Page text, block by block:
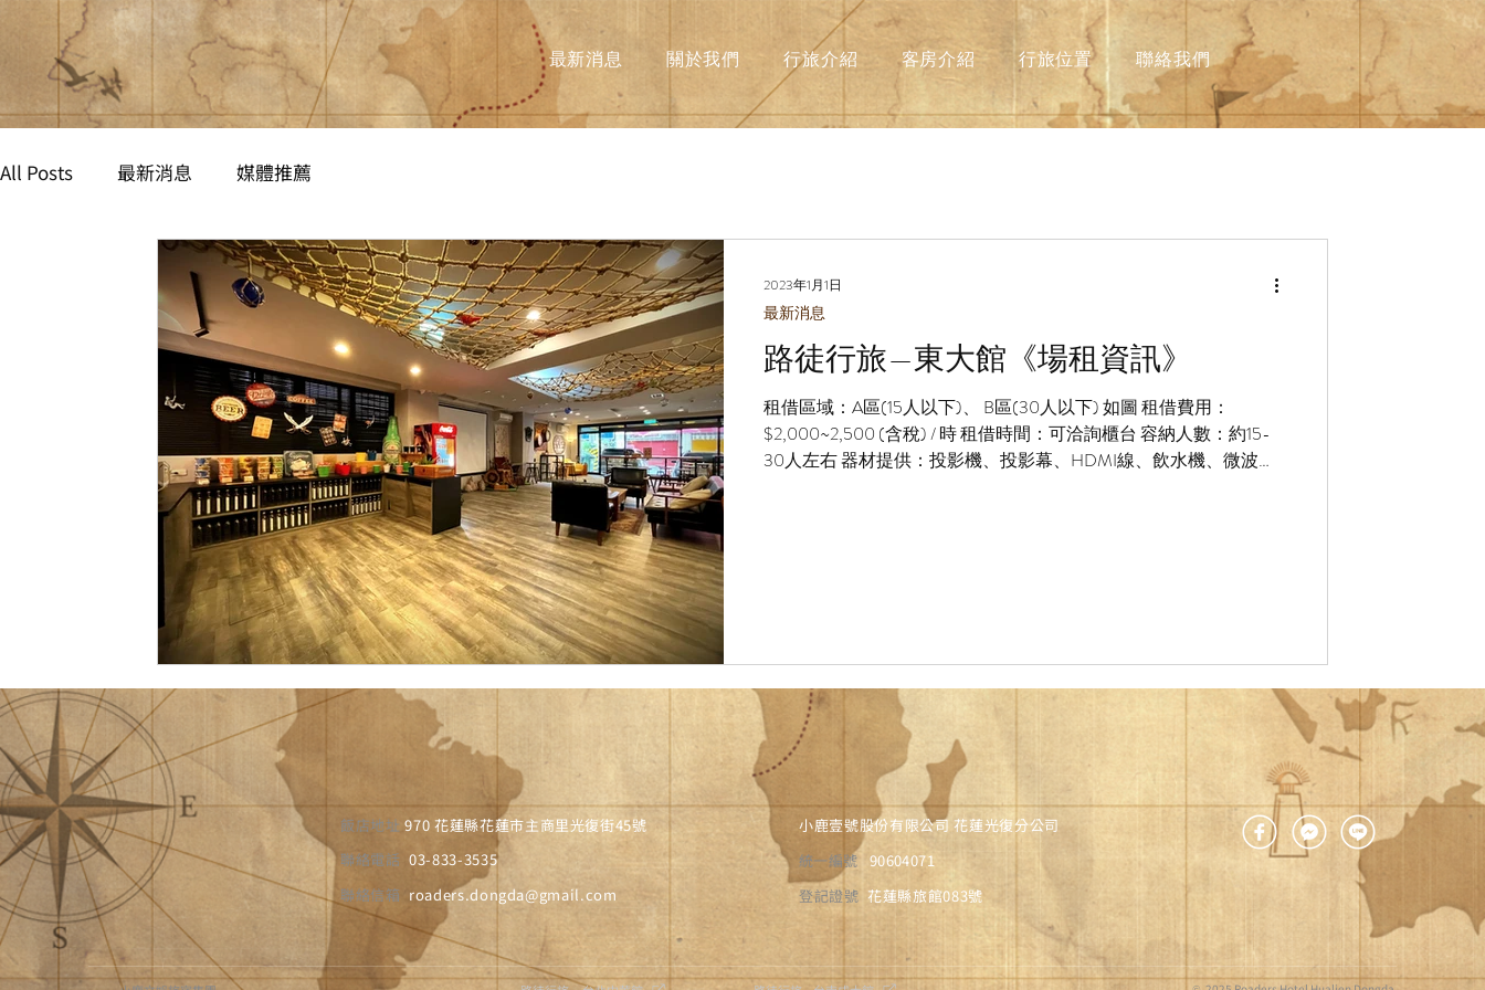
最新消息 關於我們 行旅介紹 客房介紹 行旅位置 聯絡我們
All Posts 最新消息 媒體推薦
​路徒行旅—東大館《場租資訊》
租借區域：A區(15人以下)、 B區(30人以下) 如圖 租借費用：
$2,000~2,500 (含稅) / 時 租借時間：可洽詢櫃台 容納人數：約15-
30人左右 器材提供：投影機、投影幕、HDMI線、飲水機、微波
最新消息
2023年1月1日
飯店地址 970 花蓮縣花蓮市主商里光復街45號
聯絡電話 03-833-3535
聯絡信箱 roaders.dongda@gmail.com
小鹿壹號股份有限公司 花蓮光復分公司
統一編號 90604071
登記證號 花蓮縣旅館083號